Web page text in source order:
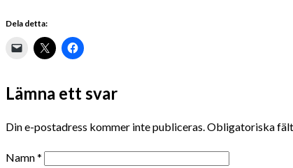
Dela detta:
Lämna ett svar
Din e-postadress kommer inte publiceras. Obligatoriska
Namn*